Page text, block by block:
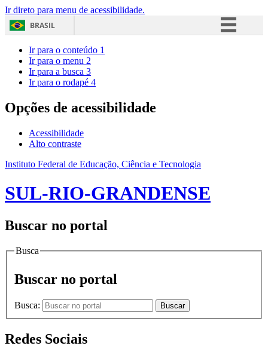
Ir direto para menu de acessibilidade.
BRASIL
Acesso à informação
Ir para o conteúdo 1
Ir para o menu 2
Ir para a busca 3
Ir para o rodapé 4
Opções de acessibilidade
Acessibilidade
Alto contraste
Instituto Federal de Educação, Ciência e Tecnologia
SUL-RIO-GRANDENSE
Buscar no portal
Busca
Buscar no portal
Busca: Buscar
Redes Sociais